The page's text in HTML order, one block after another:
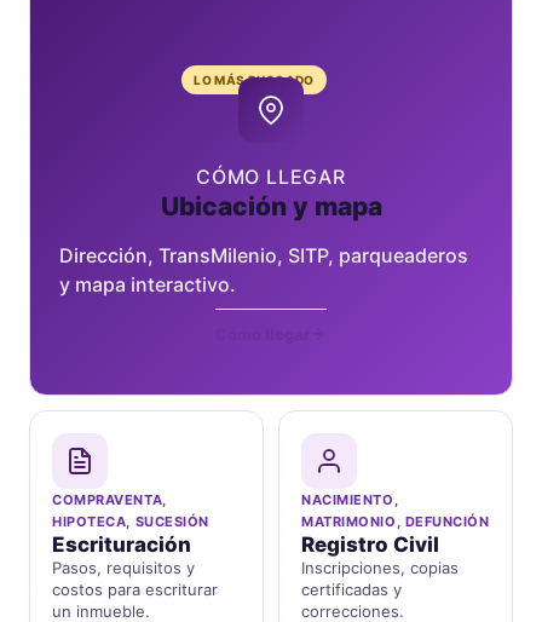
LO MÁS BUSCADO
CÓMO LLEGAR
Ubicación y mapa
Dirección, TransMilenio, SITP, parqueaderos
y mapa interactivo.
COMPRAVENTA,
HIPOTECA, SUCESIÓN
Escrituración
Pasos, requisitos y
costos para escriturar
un inmueble.
NACIMIENTO,
MATRIMONIO, DEFUNCIÓN
Registro Civil
Inscripciones, copias
certificadas y
correcciones.